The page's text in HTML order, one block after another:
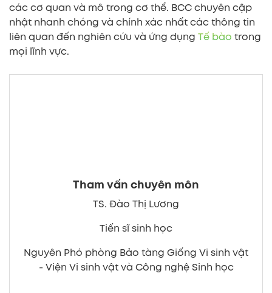
các cơ quan và mô trong cơ thể. BCC chuyên cập
nhật nhanh chóng và chính xác nhất các thông tin
liên quan đến nghiên cứu và ứng dụng Tế bào trong
mọi lĩnh vực.
Tham vấn chuyên môn
TS. Đào Thị Lương
Tiến sĩ sinh học
Nguyên Phó phòng Bảo tàng Giống Vi sinh vật
- Viện Vi sinh vật và Công nghệ Sinh học